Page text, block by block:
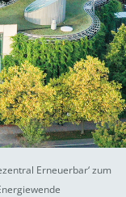
Erneuerbar‘ zum